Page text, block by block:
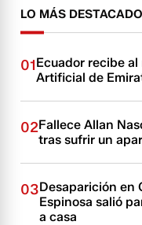
LO MÁS
01Ecuador recibe
Artificial de
02Fallece Allan
tras sufrir un
03Desaparición en
Espinosa salió
a casa